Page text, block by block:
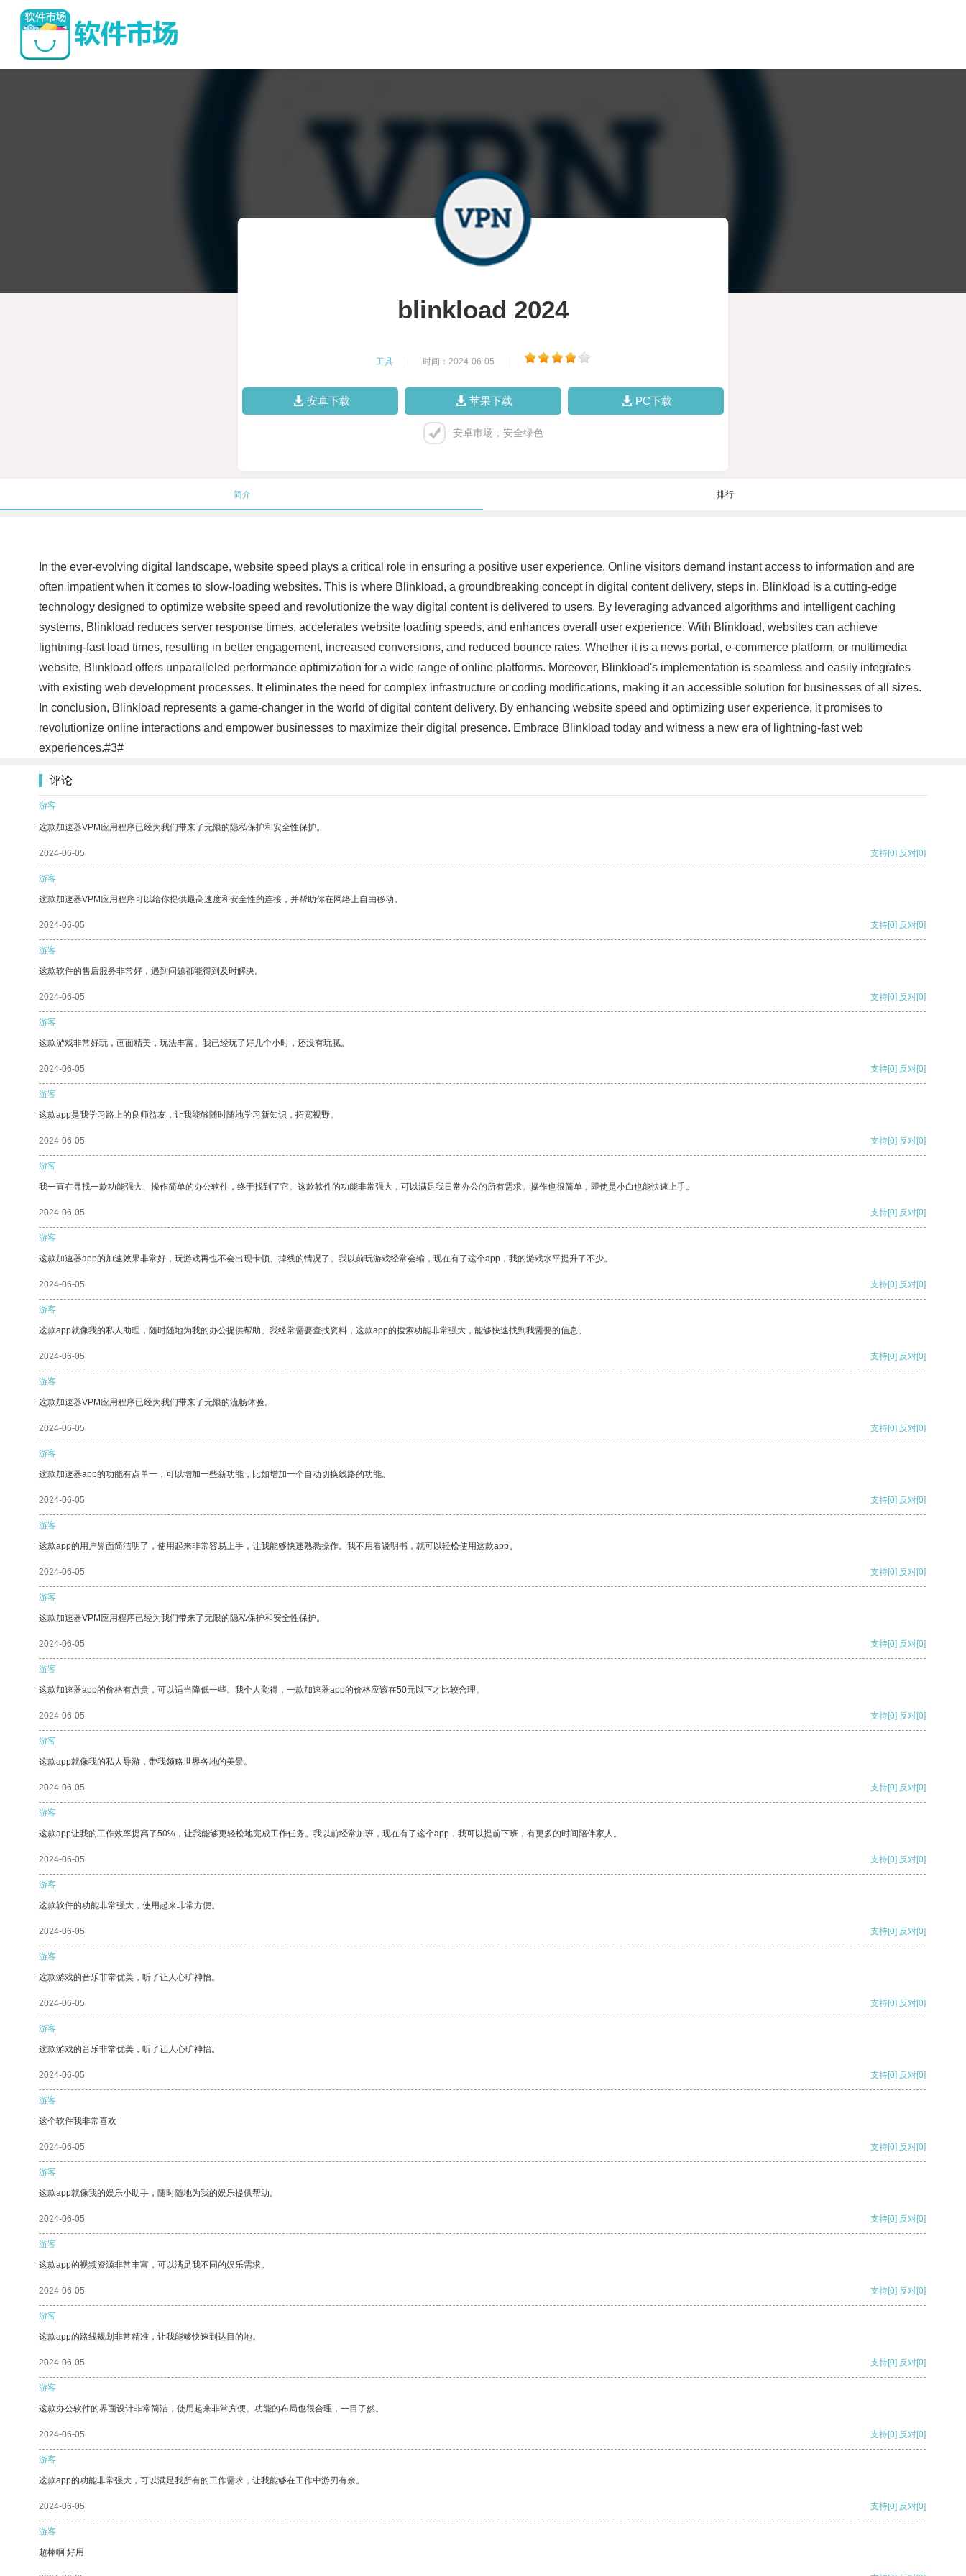
blinkload 2024
工具 时间：2024-06-05
安卓下载 苹果下载 PC下载
安卓市场，安全绿色
简介 排行
In the ever-evolving digital landscape, website speed plays a critical role in ensuring a positive user experience. Online visitors demand instant access to information and are
often impatient when it comes to slow-loading websites. This is where Blinkload, a groundbreaking concept in digital content delivery, steps in. Blinkload is a cutting-edge
technology designed to optimize website speed and revolutionize the way digital content is delivered to users. By leveraging advanced algorithms and intelligent caching
systems, Blinkload reduces server response times, accelerates website loading speeds, and enhances overall user experience. With Blinkload, websites can achieve
lightning-fast load times, resulting in better engagement, increased conversions, and reduced bounce rates. Whether it is a news portal, e-commerce platform, or multimedia
website, Blinkload offers unparalleled performance optimization for a wide range of online platforms. Moreover, Blinkload's implementation is seamless and easily integrates
with existing web development processes. It eliminates the need for complex infrastructure or coding modifications, making it an accessible solution for businesses of all sizes.
In conclusion, Blinkload represents a game-changer in the world of digital content delivery. By enhancing website speed and optimizing user experience, it promises to
revolutionize online interactions and empower businesses to maximize their digital presence. Embrace Blinkload today and witness a new era of lightning-fast web
experiences.#3#
评论
游客
这款加速器VPM应用程序已经为我们带来了无限的隐私保护和安全性保护。
2024-06-05 支持[0] 反对[0]
游客
这款加速器VPM应用程序可以给你提供最高速度和安全性的连接，并帮助你在网络上自由移动。
2024-06-05 支持[0] 反对[0]
游客
这款软件的售后服务非常好，遇到问题都能得到及时解决。
2024-06-05 支持[0] 反对[0]
游客
这款游戏非常好玩，画面精美，玩法丰富。我已经玩了好几个小时，还没有玩腻。
2024-06-05 支持[0] 反对[0]
游客
这款app是我学习路上的良师益友，让我能够随时随地学习新知识，拓宽视野。
2024-06-05 支持[0] 反对[0]
游客
我一直在寻找一款功能强大、操作简单的办公软件，终于找到了它。这款软件的功能非常强大，可以满足我日常办公的所有需求。操作也很简单，即使是小白也能快速上手。
2024-06-05 支持[0] 反对[0]
游客
这款加速器app的加速效果非常好，玩游戏再也不会出现卡顿、掉线的情况了。我以前玩游戏经常会输，现在有了这个app，我的游戏水平提升了不少。
2024-06-05 支持[0] 反对[0]
游客
这款app就像我的私人助理，随时随地为我的办公提供帮助。我经常需要查找资料，这款app的搜索功能非常强大，能够快速找到我需要的信息。
2024-06-05 支持[0] 反对[0]
游客
这款加速器VPM应用程序已经为我们带来了无限的流畅体验。
2024-06-05 支持[0] 反对[0]
游客
这款加速器app的功能有点单一，可以增加一些新功能，比如增加一个自动切换线路的功能。
2024-06-05 支持[0] 反对[0]
游客
这款app的用户界面简洁明了，使用起来非常容易上手，让我能够快速熟悉操作。我不用看说明书，就可以轻松使用这款app。
2024-06-05 支持[0] 反对[0]
游客
这款加速器VPM应用程序已经为我们带来了无限的隐私保护和安全性保护。
2024-06-05 支持[0] 反对[0]
游客
这款加速器app的价格有点贵，可以适当降低一些。我个人觉得，一款加速器app的价格应该在50元以下才比较合理。
2024-06-05 支持[0] 反对[0]
游客
这款app就像我的私人导游，带我领略世界各地的美景。
2024-06-05 支持[0] 反对[0]
游客
这款app让我的工作效率提高了50%，让我能够更轻松地完成工作任务。我以前经常加班，现在有了这个app，我可以提前下班，有更多的时间陪伴家人。
2024-06-05 支持[0] 反对[0]
游客
这款软件的功能非常强大，使用起来非常方便。
2024-06-05 支持[0] 反对[0]
游客
这款游戏的音乐非常优美，听了让人心旷神怡。
2024-06-05 支持[0] 反对[0]
游客
这款游戏的音乐非常优美，听了让人心旷神怡。
2024-06-05 支持[0] 反对[0]
游客
这个软件我非常喜欢
2024-06-05 支持[0] 反对[0]
游客
这款app就像我的娱乐小助手，随时随地为我的娱乐提供帮助。
2024-06-05 支持[0] 反对[0]
游客
这款app的视频资源非常丰富，可以满足我不同的娱乐需求。
2024-06-05 支持[0] 反对[0]
游客
这款app的路线规划非常精准，让我能够快速到达目的地。
2024-06-05 支持[0] 反对[0]
游客
这款办公软件的界面设计非常简洁，使用起来非常方便。功能的布局也很合理，一目了然。
2024-06-05 支持[0] 反对[0]
游客
这款app的功能非常强大，可以满足我所有的工作需求，让我能够在工作中游刃有余。
2024-06-05 支持[0] 反对[0]
游客
超棒啊 好用